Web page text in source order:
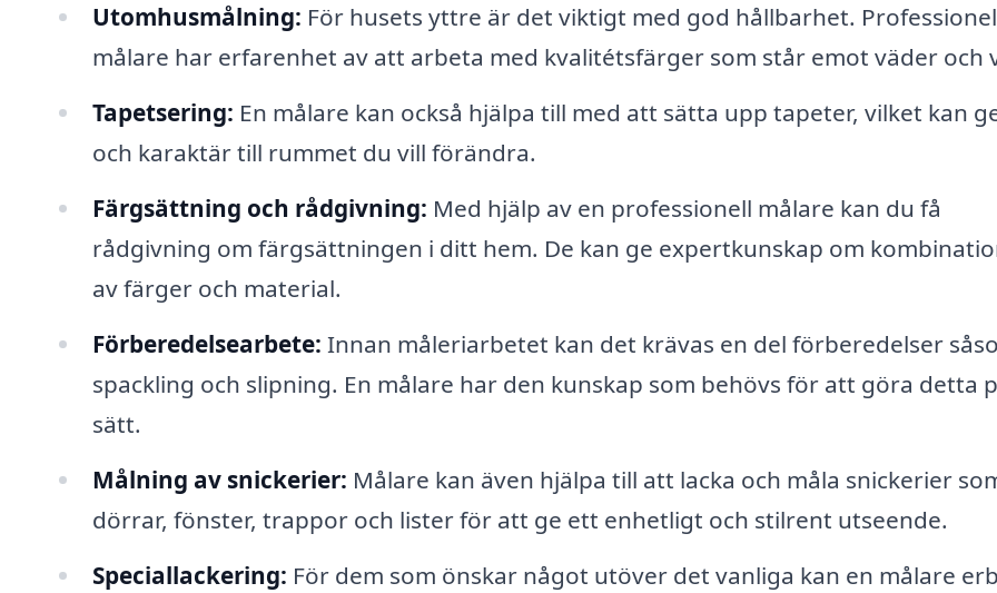
Utomhusmålning: För husets yttre är det viktigt med god hållbarhet.
målare har erfarenhet av att arbeta med kvalitétsfärger som står emot väder och
Tapetsering: En målare kan också hjälpa till med att sätta upp tapeter, vilket kan
och karaktär till rummet du vill förändra.
Färgsättning och rådgivning: Med hjälp av en professionell målare kan du få
rådgivning om färgsättningen i ditt hem. De kan ge expertkunskap om
av färger och material.
Förberedelsearbete: Innan måleriarbetet kan det krävas en del förberedelser
spackling och slipning. En målare har den kunskap som behövs för att göra detta
sätt.
Målning av snickerier: Målare kan även hjälpa till att lacka och måla snickerier
dörrar, fönster, trappor och lister för att ge ett enhetligt och stilrent utseende.
Speciallackering: För dem som önskar något utöver det vanliga kan en målare